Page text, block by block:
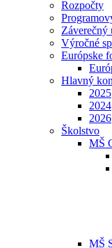
Rozpočty
Záverečný
Výročné
Európske
Hlavný
2025
2024
2026
Školstvo
MŠ
MŠ